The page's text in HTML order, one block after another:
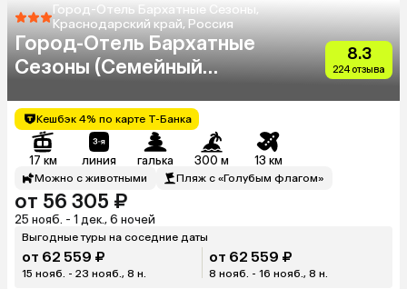
Город-Отель Бархатные Сезоны,
Краснодарский край, Россия
Город-Отель Бархатные
Сезоны (Семейный
8.3
224 отзыва
Кешбэк 4% по карте Т-Банка
17 км линия галька 300 м 13 км
Можно с животными Пляж с «Голубым флагом»
от 56 305 ₽
25 нояб. - 1 дек., 6 ночей
Выгодные туры на соседние даты
от 62 559 ₽
15 нояб. - 23 нояб., 8 н.
от 62 559 ₽
8 нояб. - 16 нояб., 8 н.